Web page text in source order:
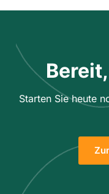
Starten Sie heute